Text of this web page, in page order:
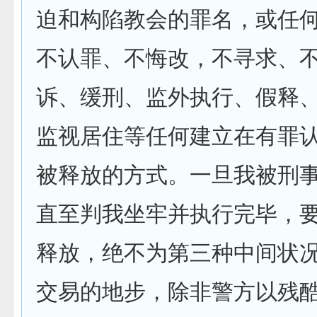
迫和构陷教会的罪名，或任
不认罪、不悔改，不寻求、
诉、缓刑、监外执行、假释
监视居住等任何建立在有罪
被释放的方式。一旦我被刑
直至判我坐牢并执行完毕，
释放，绝不为第三种中间状
交易的地步，除非警方以残